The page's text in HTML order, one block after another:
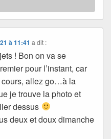
à 11:41 a dit :
! Bon on va se
pour l’instant, car
cours, allez go…à la
je trouve la photo et
dessus
deux et doux dimanche